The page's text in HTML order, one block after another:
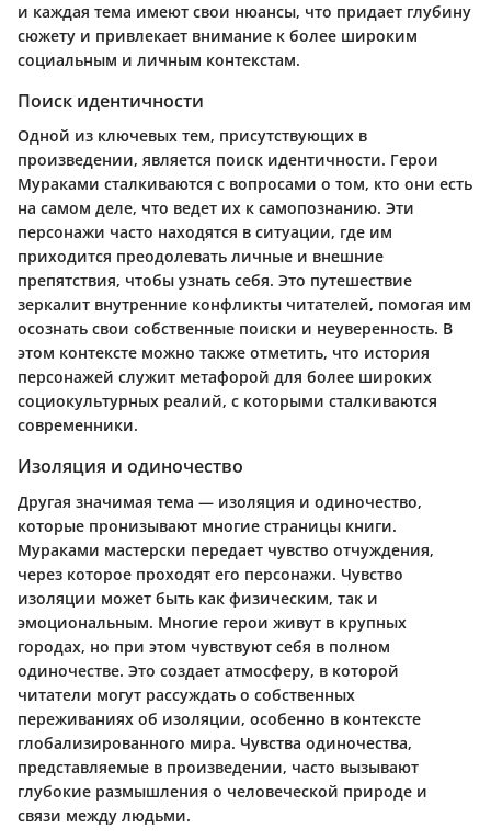
и каждая тема имеют свои нюансы, что придает глубину
сюжету и привлекает внимание к более широким
социальным и личным контекстам.
Поиск идентичности
Одной из ключевых тем, присутствующих в
произведении, является поиск идентичности. Герои
Мураками сталкиваются с вопросами о том, кто они есть
на самом деле, что ведет их к самопознанию. Эти
персонажи часто находятся в ситуации, где им
приходится преодолевать личные и внешние
препятствия, чтобы узнать себя. Это путешествие
зеркалит внутренние конфликты читателей, помогая им
осознать свои собственные поиски и неуверенность. В
этом контексте можно также отметить, что история
персонажей служит метафорой для более широких
социокультурных реалий, с которыми сталкиваются
современники.
Изоляция и одиночество
Другая значимая тема — изоляция и одиночество,
которые пронизывают многие страницы книги.
Мураками мастерски передает чувство отчуждения,
через которое проходят его персонажи. Чувство
изоляции может быть как физическим, так и
эмоциональным. Многие герои живут в крупных
городах, но при этом чувствуют себя в полном
одиночестве. Это создает атмосферу, в которой
читатели могут рассуждать о собственных
переживаниях об изоляции, особенно в контексте
глобализированного мира. Чувства одиночества,
представляемые в произведении, часто вызывают
глубокие размышления о человеческой природе и
связи между людьми.